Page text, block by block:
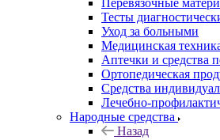
Перевязочные
Тесты
Уход за больными
Медицинская
Аптечки и средства
Ортопедическая
Средства
Лечебно-
Народные средства
Назад